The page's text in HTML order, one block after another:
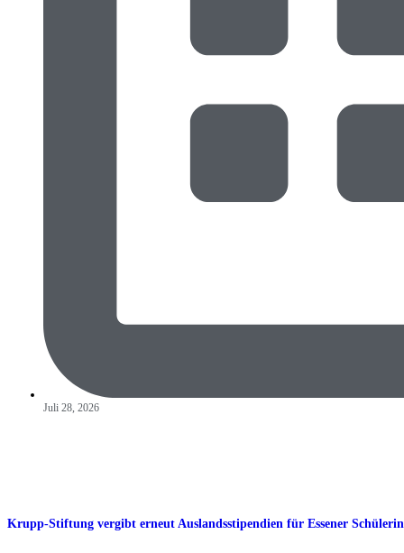
Juli 28, 2026
Krupp-Stiftung vergibt erneut Auslandsstipendien für Essener